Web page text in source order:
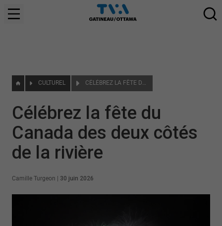
CULTUREL CÉLÉBREZ LA FÊTE DU CANADA DES DEUX CÔTÉS DE LA RIVIÈRE
Célébrez la fête du
Canada des deux côtés
de la rivière
Camille Turgeon 30 juin 2026